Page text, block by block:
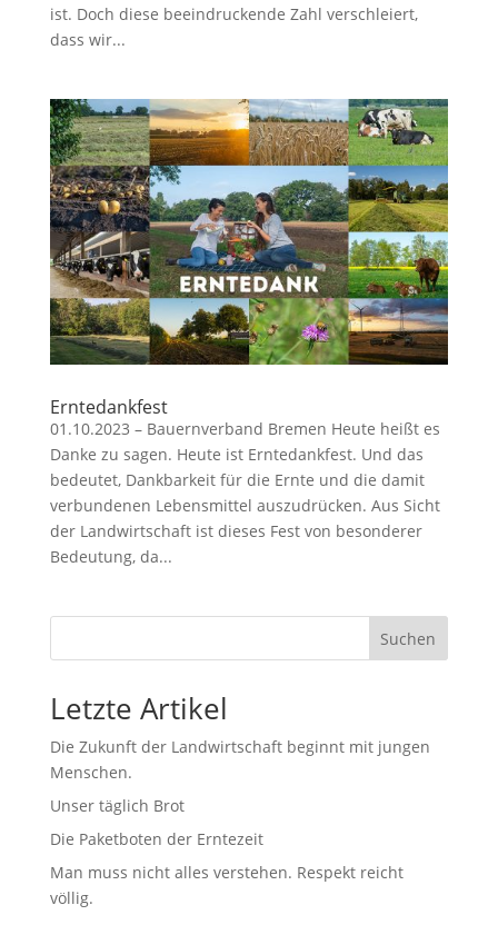
ist. Doch diese beeindruckende Zahl verschleiert,
dass wir...
Erntedankfest
01.10.2023 – Bauernverband Bremen Heute heißt es
Danke zu sagen. Heute ist Erntedankfest. Und das
bedeutet, Dankbarkeit für die Ernte und die damit
verbundenen Lebensmittel auszudrücken. Aus Sicht
der Landwirtschaft ist dieses Fest von besonderer
Bedeutung, da...
Suchen
Letzte Artikel
Die Zukunft der Landwirtschaft beginnt mit jungen
Menschen.
Unser täglich Brot
Die Paketboten der Erntezeit
Man muss nicht alles verstehen. Respekt reicht
völlig.